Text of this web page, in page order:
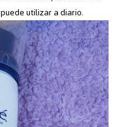
utilizar a diario.